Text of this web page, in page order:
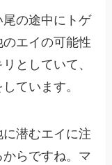
の途中にトゲ
エイの可能性
としていて、
ています。
潜むエイに注
らですね。マ